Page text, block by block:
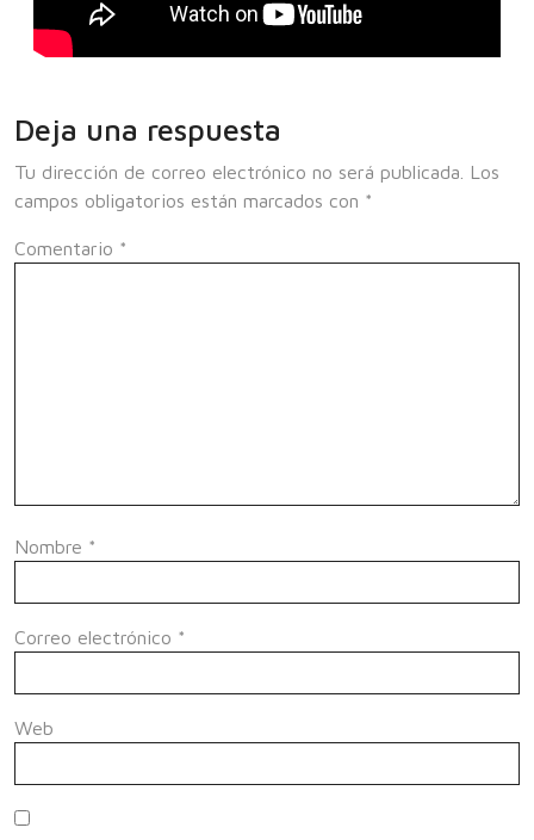
Deja una respuesta
Tu dirección de correo electrónico no será publicada.
Los
campos obligatorios están marcados con *
Comentario *
Nombre *
Correo electrónico *
Web